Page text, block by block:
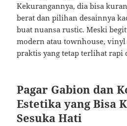
Kekurangannya, dia bisa
berat dan pilihan desainnya
buat nuansa rustic. Meski
modern atau townhouse,
praktis yang tetap terlihat rapi
Pagar Gabion dan
Estetika yang Bisa
Sesuka Hati